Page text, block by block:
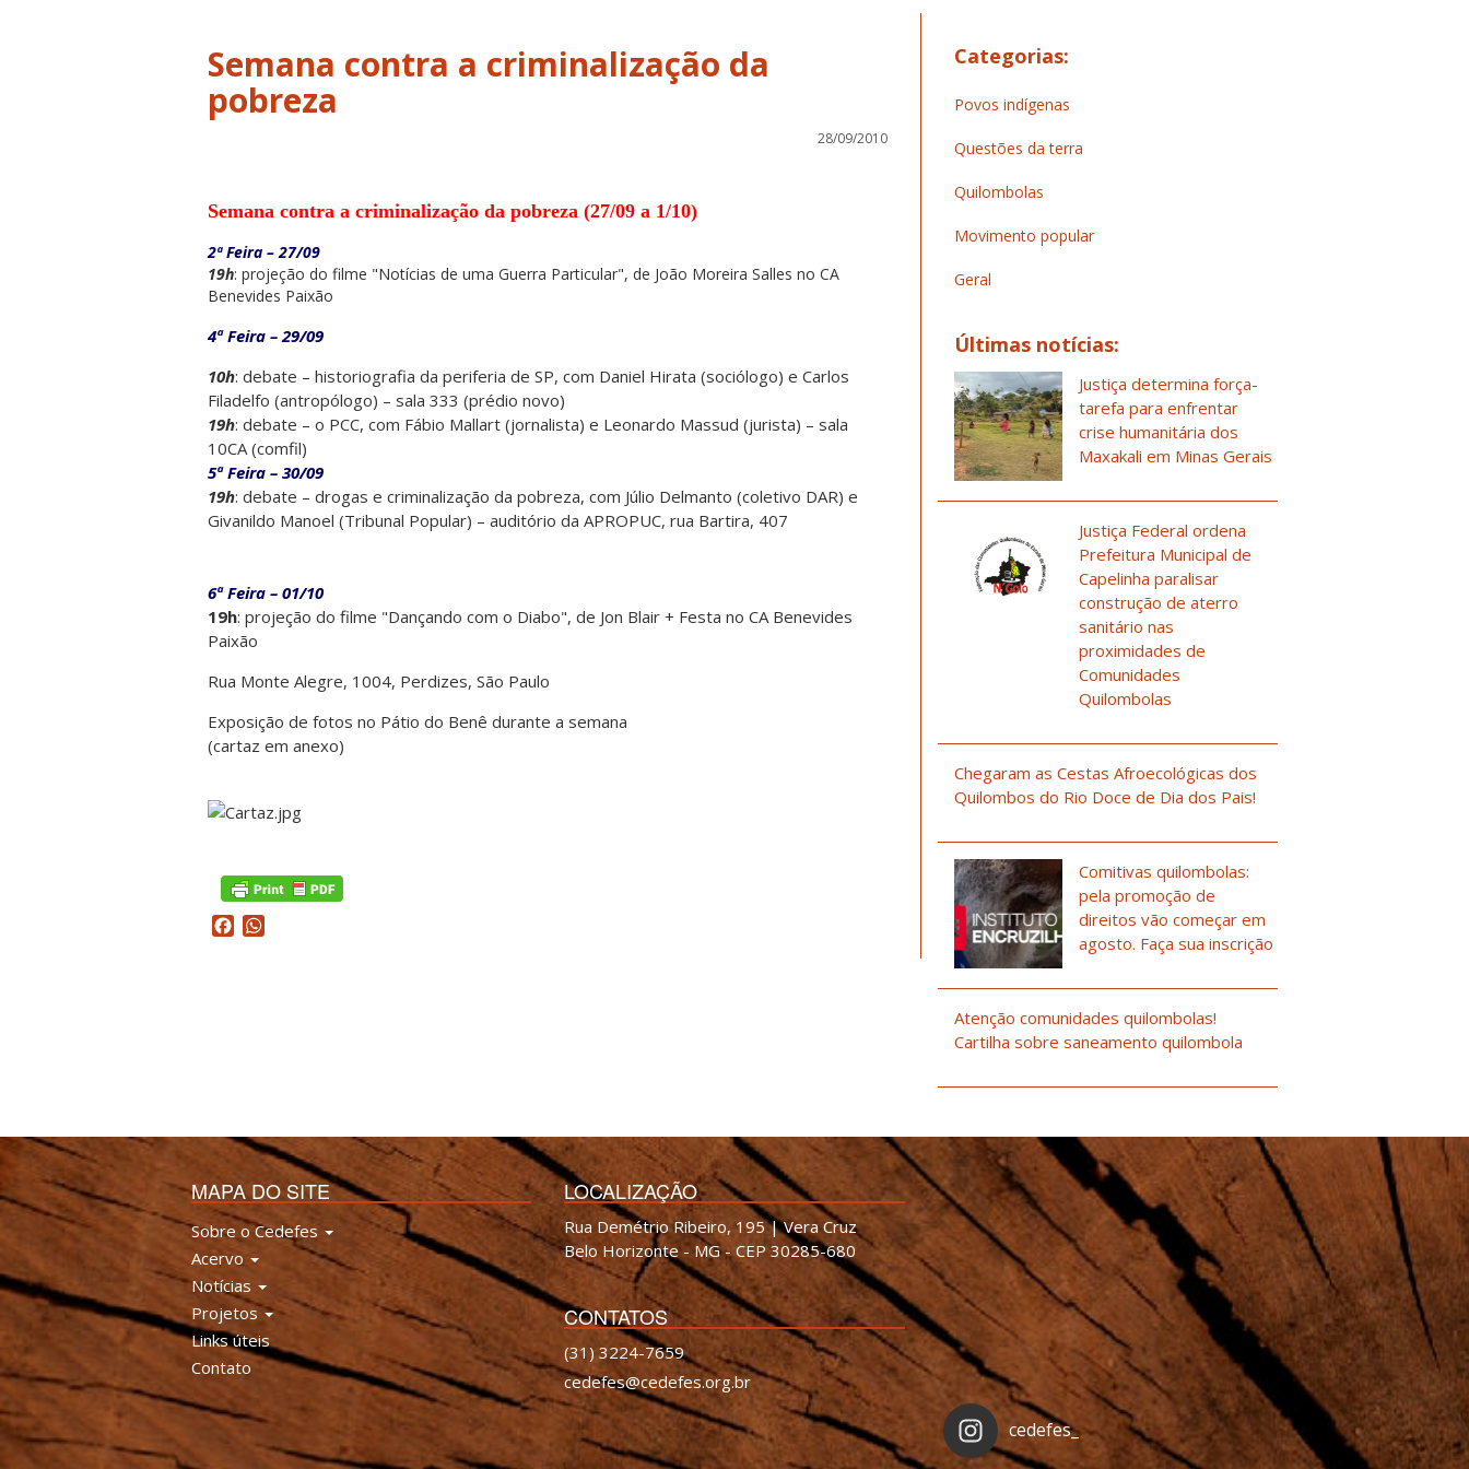
Semana contra a criminalização da
pobreza
28/09/2010
Semana contra a criminalização da pobreza (27/09 a 1/10)
2ª Feira – 27/09
19h: projeção do filme "Notícias de uma Guerra Particular", de João Moreira Salles no CA
Benevides Paixão
4ª Feira – 29/09
10h: debate – historiografia da periferia de SP, com Daniel Hirata (sociólogo) e Carlos
Filadelfo (antropólogo) – sala 333 (prédio novo)
19h: debate – o PCC, com Fábio Mallart (jornalista) e Leonardo Massud (jurista) – sala
10CA (comfil)
5ª Feira – 30/09
19h: debate – drogas e criminalização da pobreza, com Júlio Delmanto (coletivo DAR) e
Givanildo Manoel (Tribunal Popular) – auditório da APROPUC, rua Bartira, 407
6ª Feira – 01/10
19h: projeção do filme "Dançando com o Diabo", de Jon Blair + Festa no CA Benevides
Paixão
Rua Monte Alegre, 1004, Perdizes, São Paulo
Exposição de fotos no Pátio do Benê durante a semana
(cartaz em anexo)
Facebook
Categorias:
Povos indígenas
Questões da terra
Quilombolas
Movimento popular
Geral
Últimas notícias:
Justiça determina força-
tarefa para enfrentar
crise humanitária dos
Maxakali em Minas Gerais
Justiça Federal ordena
Prefeitura Municipal de
Capelinha paralisar
construção de aterro
sanitário nas
proximidades de
Comunidades
Quilombolas
Chegaram as Cestas Afroecológicas dos
Quilombos do Rio Doce de Dia dos Pais!
Comitivas quilombolas:
pela promoção de
direitos vão começar em
agosto. Faça sua inscrição
Atenção comunidades quilombolas!
Cartilha sobre saneamento quilombola
MAPA DO SITE
Sobre o Cedefes
Acervo
Notícias
Projetos
Links úteis
Contato
LOCALIZAÇÃO
Rua Demétrio Ribeiro, 195 | Vera Cruz
Belo Horizonte - MG - CEP 30285-680
CONTATOS
(31) 3224-7659
cedefes@cedefes.org.br
cedefes_